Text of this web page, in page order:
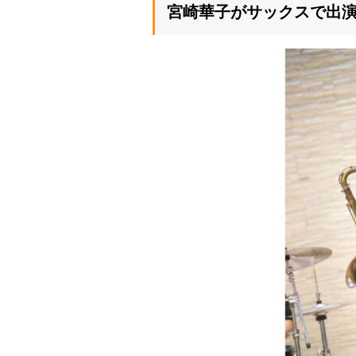
宮崎華子がサックスで出